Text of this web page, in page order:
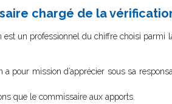
chargé de la
est un professionnel du chiffre choisi
a pour mission d’apprécier sous sa
que le commissaire aux apports.